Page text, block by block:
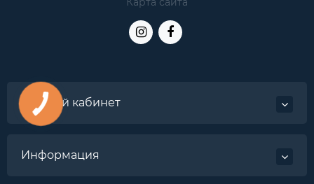
Личный кабинет
Информация